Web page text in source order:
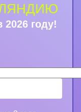
году!